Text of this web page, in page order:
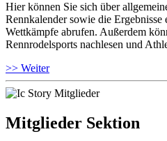
Hier können Sie sich über
Rennkalender sowie die Ergebnisse
Wettkämpfe abrufen. Außerdem
Rennrodelsports nachlesen und
>> Weiter
Mitglieder Sektion